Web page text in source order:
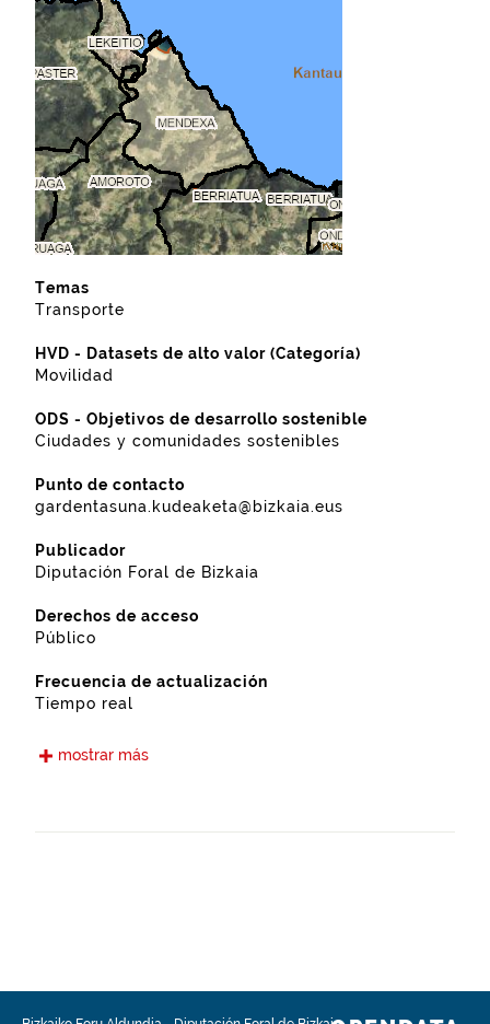
Temas
Transporte
HVD - Datasets de alto valor (Categoría)
Movilidad
ODS - Objetivos de desarrollo sostenible
Ciudades y comunidades sostenibles
Punto de contacto
gardentasuna.kudeaketa@bizkaia.eus
Publicador
Diputación Foral de Bizkaia
Derechos de acceso
Público
Frecuencia de actualización
Tiempo real
Idiomas
Fecha de puesta a disposición
Transportes
mostrar más